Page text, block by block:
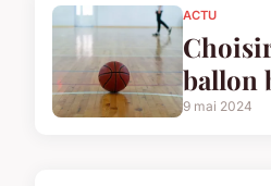
ACTU
ballon
9 mai 2024